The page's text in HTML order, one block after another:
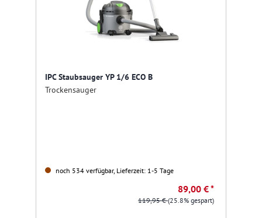
IPC Staubsauger YP 1/6 ECO B
Trockensauger
noch 534 verfügbar, Lieferzeit: 1-5 Tage
89,00 € *
119,95 €(25.8% gespart)